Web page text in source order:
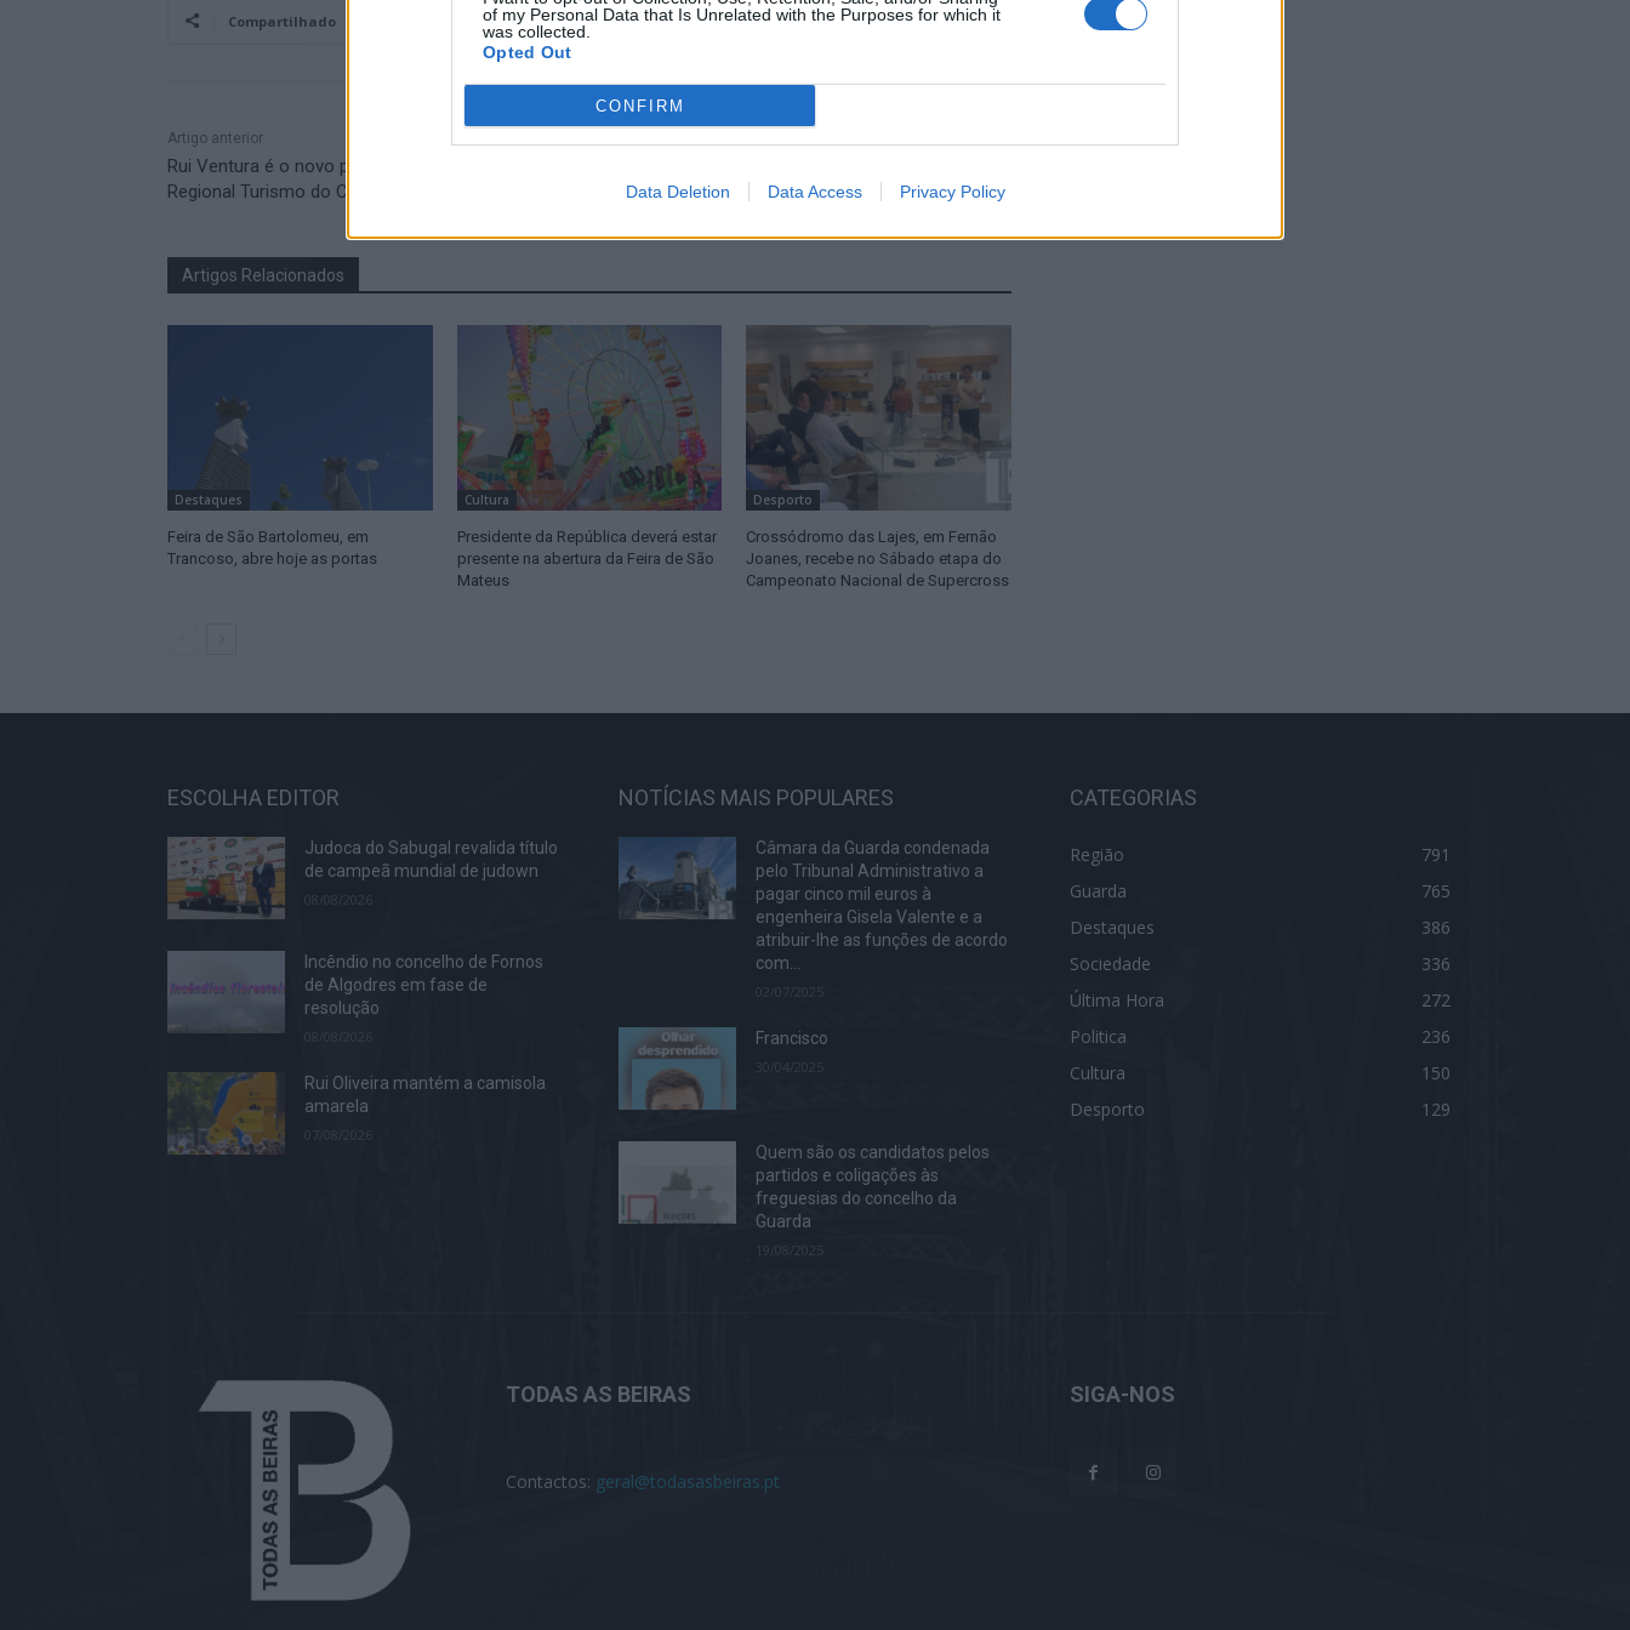
of my Personal Data that Is Unrelated with the Purposes for which it
was collected.
Opted Out
CONFIRM
Data Deletion Data Access Privacy Policy
Compartilhado
Artigo anterior
Rui Ventura é o novo presidente da Entidade
Regional Turismo do Centro
Guarda às legislativas
Artigos Relacionados
Destaques
Feira de São Bartolomeu, em
Trancoso, abre hoje as portas
Cultura
Presidente da República deverá estar
presente na abertura da Feira de São
Mateus
Desporto
Crossódromo das Lajes, em Fernão
Joanes, recebe no Sábado etapa do
Campeonato Nacional de Supercross
ESCOLHA EDITOR
Judoca do Sabugal revalida título
de campeã mundial de judown
08/08/2026
Incêndio no concelho de Fornos
de Algodres em fase de
resolução
Rui Oliveira mantém a camisola
amarela
NOTÍCIAS MAIS POPULARES
Câmara da Guarda condenada
pelo Tribunal Administrativo a
pagar cinco mil euros à
engenheira Gisela Valente e a
atribuir-lhe as funções de acordo
com...
02/07/2025
Francisco
30/04/2025
Quem são os candidatos pelos
partidos e coligações às
freguesias do concelho da
Guarda
19/08/2025
CATEGORIAS
Região
791
Guarda
765
Destaques
386
Sociedade
336
Última Hora
272
Politica
236
Cultura
150
Desporto
129
TODAS AS BEIRAS
Contactos: geral@todasasbeiras.pt
SIGA-NOS